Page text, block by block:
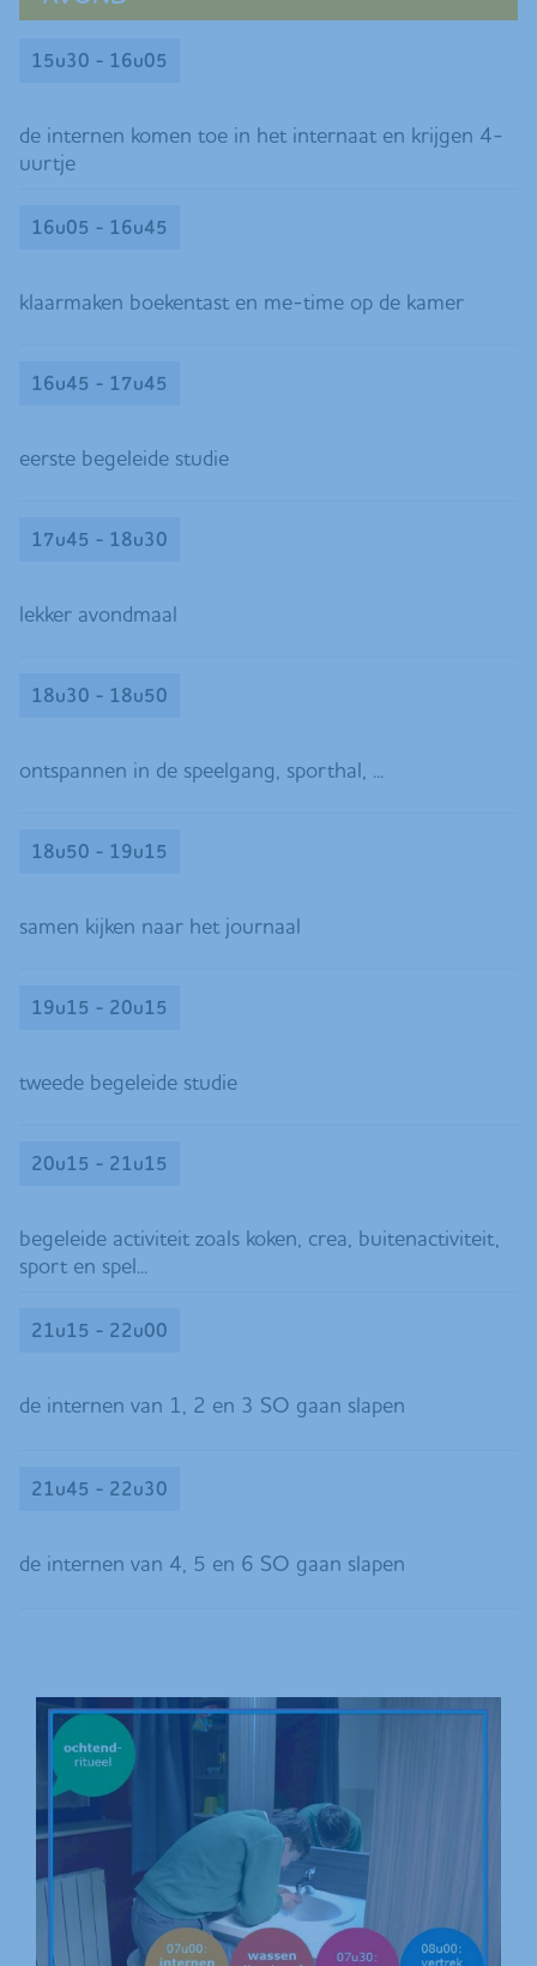
de internen komen toe in het internaat en krijgen 4-
uurtje
15u30 - 16u05
klaarmaken boekentast en me-time op de kamer
16u05 - 16u45
eerste begeleide studie
16u45 - 17u45
lekker avondmaal
17u45 - 18u30
ontspannen in de speelgang, sporthal, ...
18u30 - 18u50
samen kijken naar het journaal
18u50 - 19u15
tweede begeleide studie
19u15 - 20u15
begeleide activiteit zoals koken, crea, buitenactiviteit,
sport en spel...
20u15 - 21u15
de internen van 1, 2 en 3 SO gaan slapen
21u15 - 22u00
de internen van 4, 5 en 6 SO gaan slapen
21u45 - 22u30